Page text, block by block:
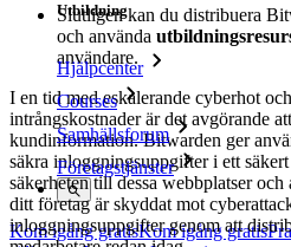
Utbildning
Hjälpcenter
Courses
Samhällsforum
Företagstjänster
Kom igång gratisKom igång gratis
Slutligen kan du distribuera
och använda
användare.
I en tid med eskalerande cyberhot
intrångskostnader är det avgörande
kundinformation. Bitwarden ger
säkra inloggningsuppgifter i ett
säkerheten till dessa webbplatser
ditt företag är skyddat mot
inloggningsuppgifter genom att